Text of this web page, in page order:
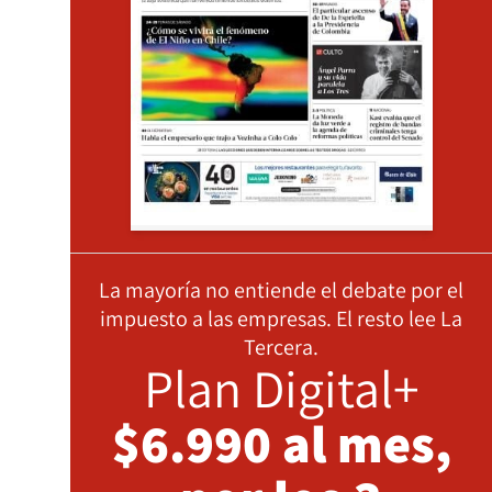
La mayoría no entiende el debate por el
impuesto a las empresas. El resto lee La
Tercera.
Plan Digital+
$6.990 al mes,